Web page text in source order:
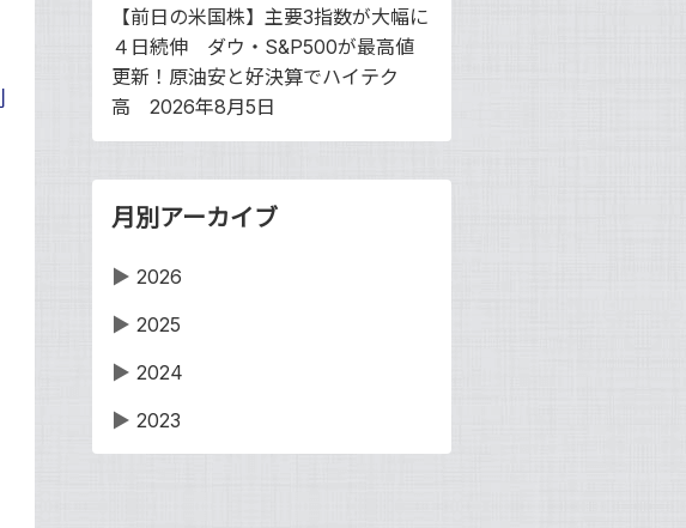
【前日の米国株】主要3指数が大幅に
４日続伸 ダウ・S&P500が最高値
更新！原油安と好決算でハイテク
高 2026年8月5日
月別アーカイブ
▶ 2026
▶ 2025
▶ 2024
▶ 2023